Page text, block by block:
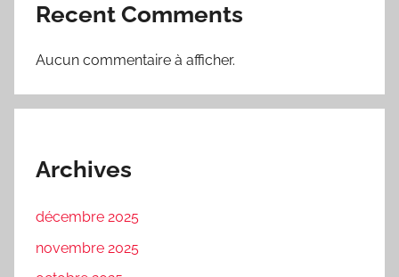
Recent Comments
Aucun commentaire à afficher.
Archives
décembre 2025
novembre 2025